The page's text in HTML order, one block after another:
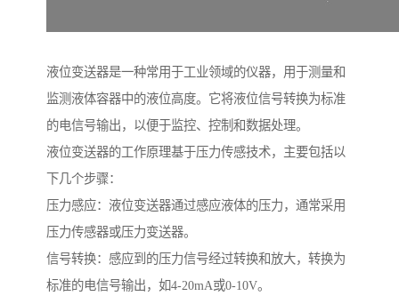
液位变送器是一种常用于工业领域的仪器，用于测量和
监测液体容器中的液位高度。它将液位信号转换为标准
的电信号输出，以便于监控、控制和数据处理。
液位变送器的工作原理基于压力传感技术，主要包括以
下几个步骤：
压力感应：液位变送器通过感应液体的压力，通常采用
压力传感器或压力变送器。
信号转换：感应到的压力信号经过转换和放大，转换为
标准的电信号输出，如4-20mA或0-10V。